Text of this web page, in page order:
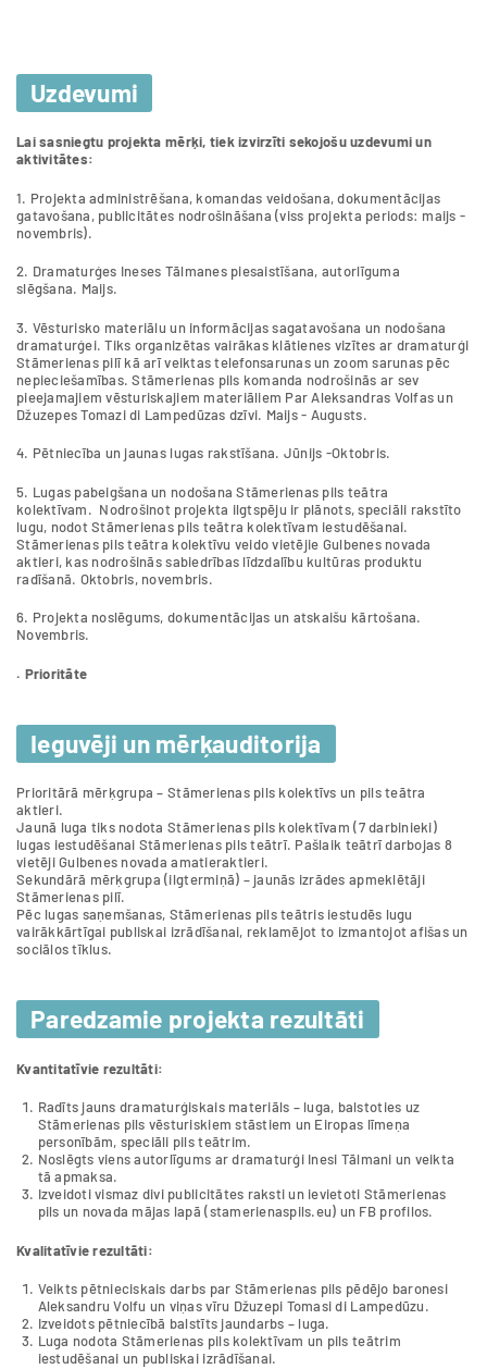
Uzdevumi
Lai sasniegtu projekta mērķi, tiek izvirzīti sekojošu uzdevumi un
aktivitātes:
1. Projekta administrēšana, komandas veidošana, dokumentācijas
gatavošana, publicitātes nodrošināšana (viss projekta periods: maijs -
novembris).
2. Dramaturģes Ineses Tālmanes piesaistīšana, autorlīguma
slēgšana. Maijs.
3. Vēsturisko materiālu un informācijas sagatavošana un nodošana
dramaturģei. Tiks organizētas vairākas klātienes vizītes ar dramaturģi
Stāmerienas pilī kā arī veiktas telefonsarunas un zoom sarunas pēc
nepieciešamības. Stāmerienas pils komanda nodrošinās ar sev
pieejamajiem vēsturiskajiem materiāliem Par Aleksandras Volfas un
Džuzepes Tomazi di Lampedūzas dzīvi. Maijs - Augusts.
4. Pētniecība un jaunas lugas rakstīšana. Jūnijs -Oktobris.
5. Lugas pabeigšana un nodošana Stāmerienas pils teātra
kolektīvam. Nodrošinot projekta ilgtspēju ir plānots, speciāli rakstīto
lugu, nodot Stāmerienas pils teātra kolektīvam iestudēšanai.
Stāmerienas pils teātra kolektīvu veido vietējie Gulbenes novada
aktieri, kas nodrošinās sabiedrības līdzdalību kultūras produktu
radīšanā. Oktobris, novembris.
6. Projekta noslēgums, dokumentācijas un atskaišu kārtošana.
Novembris.
. Prioritāte
Ieguvēji un mērķauditorija
Prioritārā mērķgrupa – Stāmerienas pils kolektīvs un pils teātra
aktieri.
Jaunā luga tiks nodota Stāmerienas pils kolektīvam (7 darbinieki)
lugas iestudēšanai Stāmerienas pils teātrī. Pašlaik teātrī darbojas 8
vietēji Gulbenes novada amatieraktieri.
Sekundārā mērķgrupa (ilgtermiņā) – jaunās izrādes apmeklētāji
Stāmerienas pilī.
Pēc lugas saņemšanas, Stāmerienas pils teātris iestudēs lugu
vairākkārtīgai publiskai izrādīšanai, reklamējot to izmantojot afišas un
sociālos tīklus.
Paredzamie projekta rezultāti
Kvantitatīvie rezultāti:
Radīts jauns dramaturģiskais materiāls – luga, balstoties uz
Stāmerienas pils vēsturiskiem stāstiem un Eiropas līmeņa
personībām, speciāli pils teātrim.
Noslēgts viens autorlīgums ar dramaturģi Inesi Tālmani un veikta
tā apmaksa.
Izveidoti vismaz divi publicitātes raksti un ievietoti Stāmerienas
pils un novada mājas lapā (stamerienaspils.eu) un FB profilos.
Kvalitatīvie rezultāti:
Veikts pētnieciskais darbs par Stāmerienas pils pēdējo baronesi
Aleksandru Volfu un viņas vīru Džuzepi Tomasi di Lampedūzu.
Izveidots pētniecībā balstīts jaundarbs – luga.
Luga nodota Stāmerienas pils kolektīvam un pils teātrim
iestudēšanai un publiskai izrādīšanai.